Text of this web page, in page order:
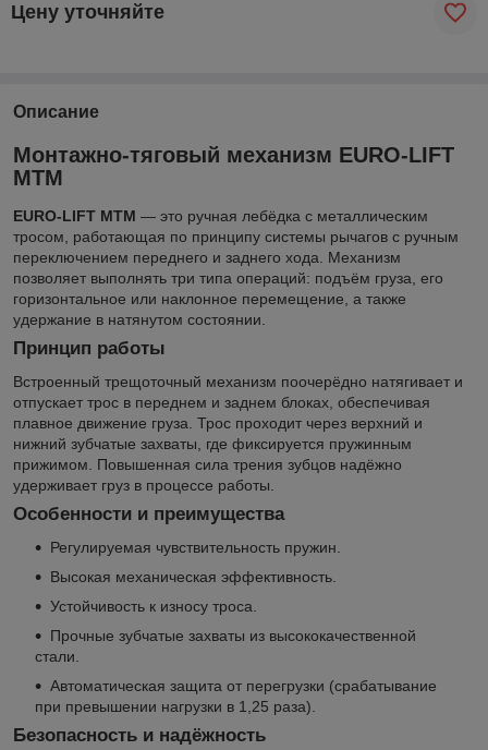
Цену уточняйте
Описание
Монтажно-тяговый механизм EURO-LIFT
МТМ
EURO-LIFT МТМ — это ручная лебёдка с металлическим
тросом, работающая по принципу системы рычагов с ручным
переключением переднего и заднего хода. Механизм
позволяет выполнять три типа операций: подъём груза, его
горизонтальное или наклонное перемещение, а также
удержание в натянутом состоянии.
Принцип работы
Встроенный трещоточный механизм поочерёдно натягивает и
отпускает трос в переднем и заднем блоках, обеспечивая
плавное движение груза. Трос проходит через верхний и
нижний зубчатые захваты, где фиксируется пружинным
прижимом. Повышенная сила трения зубцов надёжно
удерживает груз в процессе работы.
Особенности и преимущества
Регулируемая чувствительность пружин.
Высокая механическая эффективность.
Устойчивость к износу троса.
Прочные зубчатые захваты из высококачественной
стали.
Автоматическая защита от перегрузки (срабатывание
при превышении нагрузки в 1,25 раза).
Безопасность и надёжность